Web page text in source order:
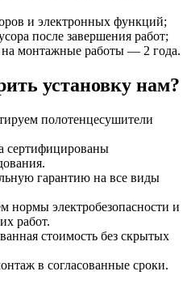
и электронных функций;
после завершения работ;
монтажные работы — 2 года.
установку нам?
полотенцесушители
сертифицированы
гарантию на все виды
нормы электробезопасности и
работ.
стоимость без скрытых
в согласованные сроки.